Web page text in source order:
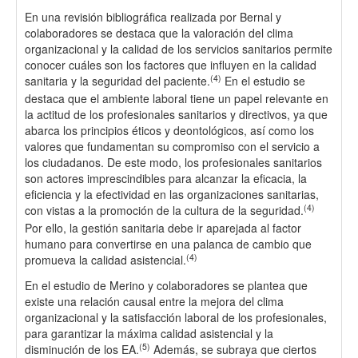
En una revisión bibliográfica realizada por Bernal y
colaboradores se destaca que la valoración del clima
organizacional y la calidad de los servicios sanitarios permite
conocer cuáles son los factores que influyen en la calidad
sanitaria y la seguridad del paciente.(4) En el estudio se
destaca que el ambiente laboral tiene un papel relevante en
la actitud de los profesionales sanitarios y directivos, ya que
abarca los principios éticos y deontológicos, así como los
valores que fundamentan su compromiso con el servicio a
los ciudadanos. De este modo, los profesionales sanitarios
son actores imprescindibles para alcanzar la eficacia, la
eficiencia y la efectividad en las organizaciones sanitarias,
con vistas a la promoción de la cultura de la seguridad.(4)
Por ello, la gestión sanitaria debe ir aparejada al factor
humano para convertirse en una palanca de cambio que
promueva la calidad asistencial.(4)
En el estudio de Merino y colaboradores se plantea que
existe una relación causal entre la mejora del clima
organizacional y la satisfacción laboral de los profesionales,
para garantizar la máxima calidad asistencial y la
disminución de los EA.(5) Además, se subraya que ciertos